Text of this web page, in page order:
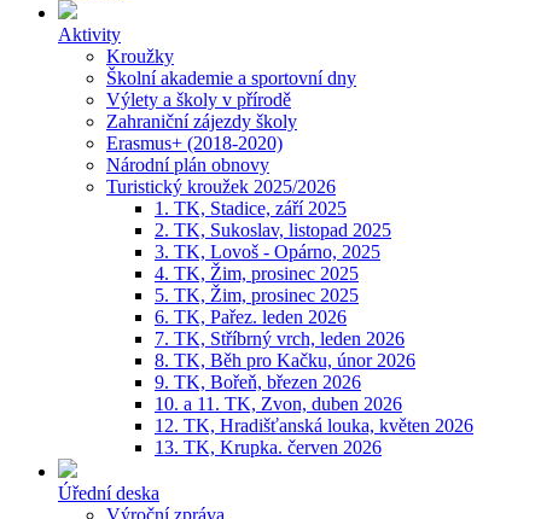
Aktivity
Kroužky
Školní akademie a sportovní dny
Výlety a školy v přírodě
Zahraniční zájezdy školy
Erasmus+ (2018-2020)
Národní plán obnovy
Turistický kroužek 2025/2026
1. TK, Stadice, září 2025
2. TK, Sukoslav, listopad 2025
3. TK, Lovoš - Opárno, 2025
4. TK, Žim, prosinec 2025
5. TK, Žim, prosinec 2025
6. TK, Pařez. leden 2026
7. TK, Stříbrný vrch, leden 2026
8. TK, Běh pro Kačku, únor 2026
9. TK, Bořeň, březen 2026
10. a 11. TK, Zvon, duben 2026
12. TK, Hradišťanská louka, květen 2026
13. TK, Krupka. červen 2026
Úřední deska
Výroční zpráva